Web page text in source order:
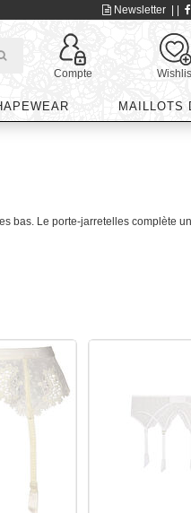
Newsletter
Compte
MAILLOTS
bas. Le porte-jarretelles complète